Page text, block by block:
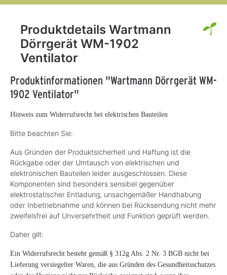
Produktdetails Wartmann
Dörrgerät WM-1902
Ventilator
Produktinformationen "Wartmann Dörrgerät WM-
1902 Ventilator"
Hinweis zum Widerrufsrecht bei elektrischen Bauteilen
Bitte beachten Sie:
Aus Gründen der Produktsicherheit und Haftung ist die
Rückgabe oder der Umtausch von elektrischen und
elektronischen Bauteilen leider ausgeschlossen. Diese
Komponenten sind besonders sensibel gegenüber
elektrostatischer Entladung, unsachgemäßer Handhabung
oder Inbetriebnahme und können bei Rücksendung nicht mehr
zweifelsfrei auf Unversehrtheit und Funktion geprüft werden.
Daher gilt:
Ein Widerrufsrecht besteht gemäß § 312g Abs. 2 Nr. 3 BGB nicht bei
Lieferung versiegelter Waren, die aus Gründen des Gesundheitsschutzes